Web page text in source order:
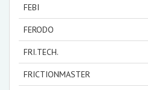
FEBI
FERODO
FRI.TECH.
FRICTIONMASTER